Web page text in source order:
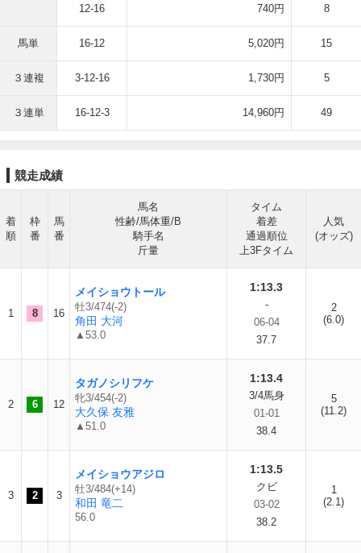
12-16 740円 8
馬単 16-12 5,020円 15
３連複 3-12-16 1,730円 5
３連単 16-12-3 14,960円 49
競走成績
着
順
枠
番
馬
番
馬名
性齢/馬体重/B
騎手名
斤量
タイム
着差
通過順位
上3Fタイム
人気
(オッズ)
1 8 16
メイショウトール
牡3/474(-2)
角田 大河
▲53.0
1:13.3
-
06-04
37.7
2
(6.0)
2 6 12
タガノシリフケ
牝3/454(-2)
大久保 友雅
▲51.0
1:13.4
3/4馬身
01-01
38.4
5
(11.2)
3 2 3
メイショウアジロ
牡3/484(+14)
和田 竜二
56.0
1:13.5
クビ
03-02
38.2
1
(2.1)